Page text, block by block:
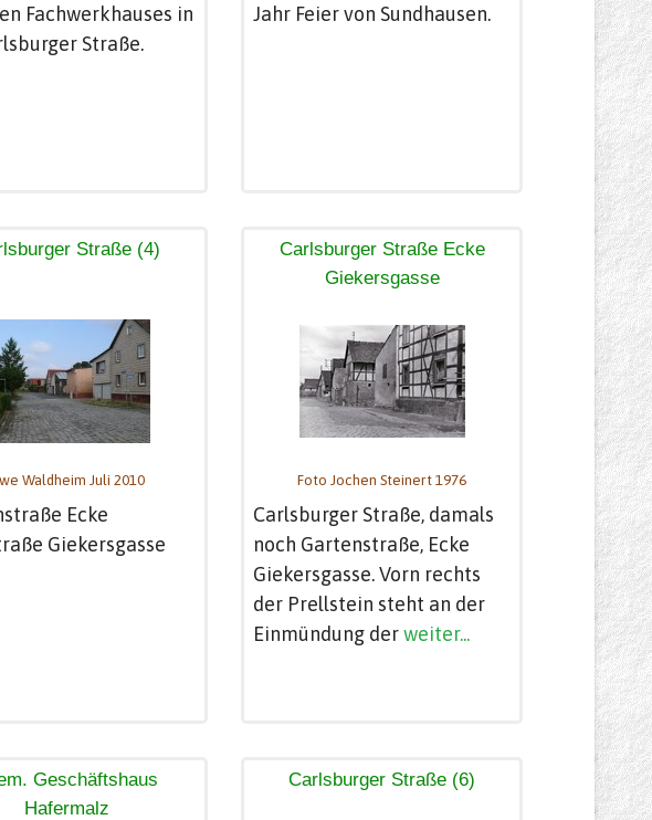
Fachwerkhauses in
Straße.
Jahr Feier von Sundhausen.
Straße (4)
Waldheim Juli 2010
Ecke
Giekersgasse
Carlsburger Straße Ecke
Giekersgasse
Foto Jochen Steinert 1976
Carlsburger Straße, damals
noch Gartenstraße, Ecke
Giekersgasse. Vorn rechts
der Prellstein steht an der
Einmündung derweiter...
Geschäftshaus
Hafermalz
Carlsburger Straße (6)